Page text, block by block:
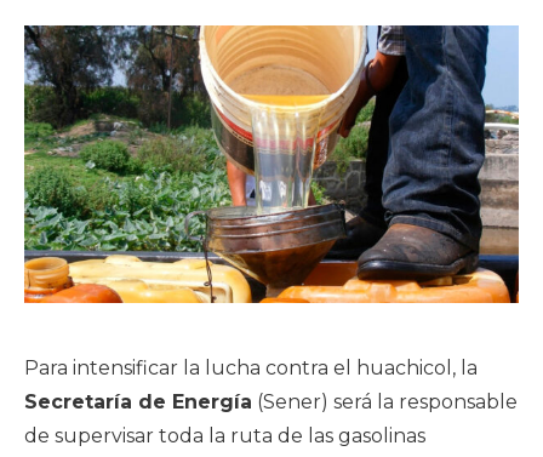
Para intensificar la lucha contra el huachicol, la
Secretaría de Energía (Sener) será la responsable
de supervisar toda la ruta de las gasolinas